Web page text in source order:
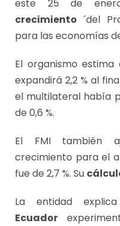
este 25 de
crecimiento ´del
para las economías
El organismo estima
expandirá 2,2 % al
el multilateral había
de 0,6 %.
El FMI también
crecimiento para el
fue de 2,7 %. Su
La entidad
Ecuador